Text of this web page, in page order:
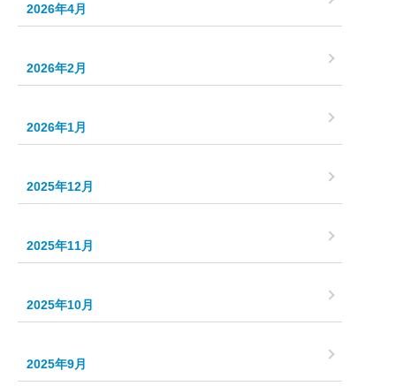
2026年4月
2026年2月
2026年1月
2025年12月
2025年11月
2025年10月
2025年9月